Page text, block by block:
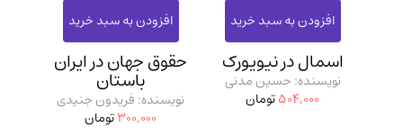
اسمال در نیویورک
نویسنده: حسین مدنی
504,000تومان
حقوق جهان در ایران
باستان
نویسنده: فریدون جنیدی
300,000تومان